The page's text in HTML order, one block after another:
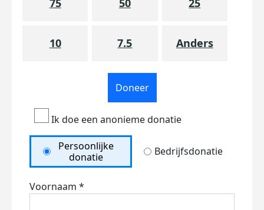
75 50 25
10 7.5 Anders
Doneer
Ik doe een anonieme donatie
Persoonlijke
donatie
Bedrijfsdonatie
Voornaam *